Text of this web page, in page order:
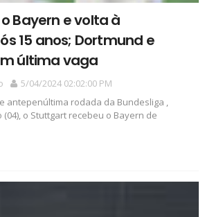
Bayern e volta à
15 anos; Dortmund e
última vaga
5/04/2024 02:02:00 PM
antepenúltima rodada da Bundesliga ,
o Stuttgart recebeu o Bayern de